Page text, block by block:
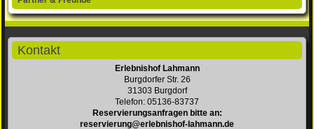
Kontakt
Erlebnishof Lahmann
Burgdorfer Str. 26
31303 Burgdorf
Telefon: 05136-83737
Reservierungsanfragen bitte an:
reservierung@erlebnishof-lahmann.de